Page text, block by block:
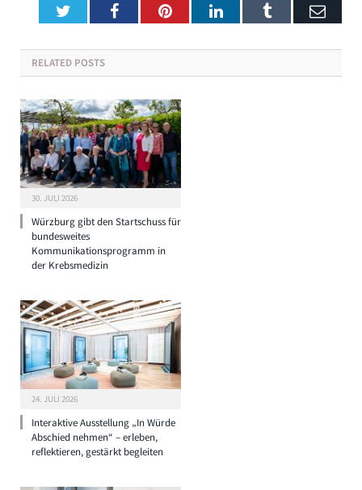
TwitterFacebookPinterestLinkedInTumblr
RELATED POSTS
30. JULI 2026
Würzburg gibt den Startschuss für
bundesweites
Kommunikationsprogramm in
der Krebsmedizin
24. JULI 2026
Interaktive Ausstellung „In Würde
Abschied nehmen“ – erleben,
reflektieren, gestärkt begleiten